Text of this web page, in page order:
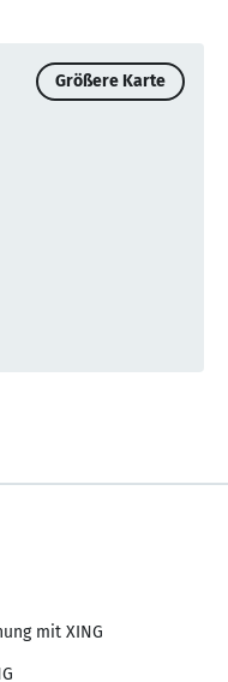
Größere Karte
mit XING